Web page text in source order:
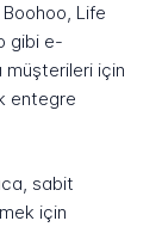
Boohoo, Life
gibi e-
için
entegre
sabit
için